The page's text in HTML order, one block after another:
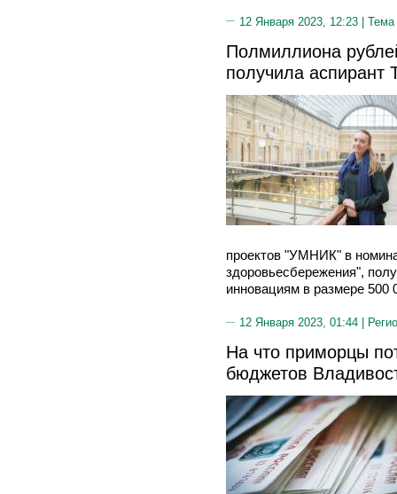
12 Января 2023, 12:23 | Тема
Полмиллиона
получила аспирант
проектов "УМНИК" в
здоровьесбережения",
инновациям в размере 500
12 Января 2023, 01:44 |
На что приморцы
бюджетов